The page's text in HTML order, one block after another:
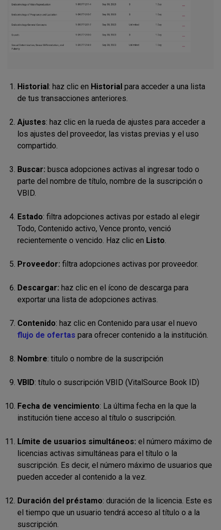
Historial: haz clic en Historial para acceder a una lista
de tus transacciones anteriores.
Ajustes: haz clic en la rueda de ajustes para acceder a
los ajustes del proveedor, las vistas previas y el uso
compartido.
Buscar: busca adopciones activas al ingresar todo o
parte del nombre de título, nombre de la suscripción o
VBID.
Estado: filtra adopciones activas por estado al elegir
Todo, Contenido activo, Vence pronto, venció
recientemente o vencido. Haz clic en Listo.
Proveedor: filtra adopciones activas por proveedor.
Descargar: haz clic en el ícono de descarga para
exportar una lista de adopciones activas.
Contenido: haz clic en Contenido para usar el nuevo
flujo de ofertas para ofrecer contenido a la institución.
Nombre: titulo o nombre de la suscripción
VBID: título o suscripción VBID (VitalSource Book ID)
Fecha de vencimiento: La última fecha en la que la
institución tiene acceso al título o suscripción.
Límite de usuarios simultáneos: el número máximo de
licencias activas simultáneas para el título o la
suscripción. Es decir, el número máximo de usuarios que
pueden acceder al contenido a la vez.
Duración del préstamo: duración de la licencia. Este es
el tiempo que un usuario tendrá acceso al título o a la
suscripción.